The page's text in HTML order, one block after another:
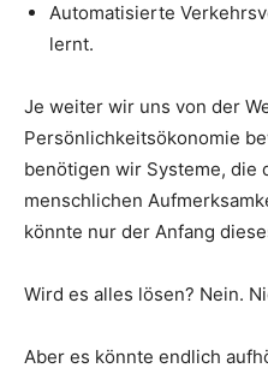
Automatisierte
lernt.
Je weiter wir uns von der
Persönlichkeitsökonomie
benötigen wir Systeme, die
menschlichen
könnte nur der Anfang
Wird es alles lösen? Nein.
Aber es könnte endlich